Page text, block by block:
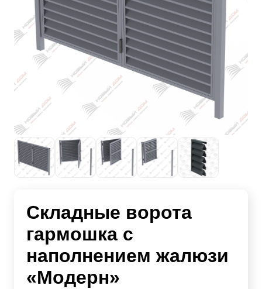
Складные ворота
гармошка с
наполнением жалюзи
«Модерн»